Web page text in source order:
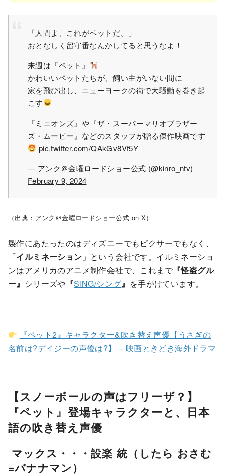
「人間よ、これがペットだ。」
おとなしく留守番なんかしてると思うなよ！
来週は『ペット』
かわいいペットたちが、飼い主がいない間に
家を飛び出し、ニューヨークの街で大騒動を巻き起
こす
『ミニオンズ』や『ザ・スーパーマリオブラザー
ズ・ムービー』などのスタッフが贈る傑作映画です
pic.twitter.com/QAkGv8Vf5Y
— アンク＠金曜ロードショー公式 (@kinro_ntv)
February 9, 2024
（出典：アンク＠金曜ロードショー公式 on X）
製作にあたったのはディズニーでもピクサーでもなく、
「イルミネーション 」という会社です。イルミネーショ
ンはアメリカのアニメ制作会社で、これまで 『怪盗グル
ー』 シリーズや 『SING/シング』 を手がけています。
『ペット2』キャラクター&吹き替え声優【うさぎの
名前は?デイジーの声優は?】 – 映画ときどき海外ドラマ
【スノーボールの声はフリーザ？】
『ペット』登場キャラクターと、日本
語の吹き替え声優
マックス・・・設楽 統（したら おさむ
=バナナマン）